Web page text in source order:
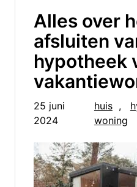
Alles over
afsluiten
hypotheek
25 juni
2024
huis ,
woning